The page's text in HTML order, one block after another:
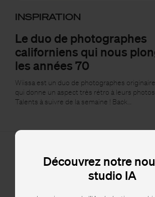
Découvrez notre
studio IA
INSPIRATION
Le duo de photographes
californiens qui nous
les années 70
Wiissa est un duo de photographes
qui donne un aspect très rétro à leurs
Talents à suivre de la semaine ! Back…